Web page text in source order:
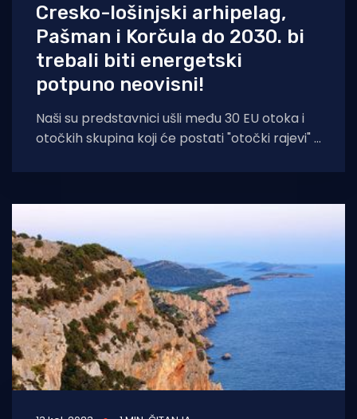
Cresko-lošinjski arhipelag,
Pašman i Korčula do 2030. bi
trebali biti energetski
potpuno neovisni!
Naši su predstavnici ušli među 30 EU otoka i
otočkih skupina koji će postati "otočki rajevi" i